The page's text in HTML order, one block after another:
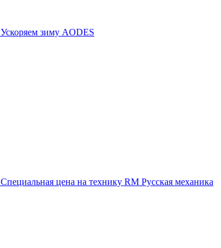
Ускоряем зиму AODES
Специальная цена на технику RM Русская механика